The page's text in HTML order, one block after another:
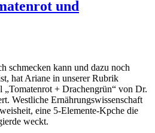
und
schmecken kann und dazu noch
hat Ariane in unserer Rubrik
„Tomatenrot + Drachengrün“ von Dr.
Westliche Ernährungswissenschaft
eine 5-Elemente-Kpche die
weckt.